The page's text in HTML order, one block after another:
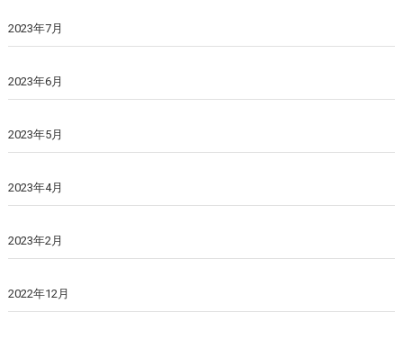
2023年7月
2023年6月
2023年5月
2023年4月
2023年2月
2022年12月